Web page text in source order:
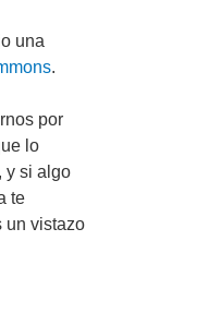
una
.
por
lo
, y si algo
te
un vistazo